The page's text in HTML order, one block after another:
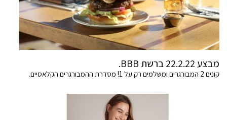
מבצע 22.2.22 ברשת BBB.
קונים 2 המבורגרים ומשלמים רק על 1! מסדרת ההמבורגרים הקלאסיים.